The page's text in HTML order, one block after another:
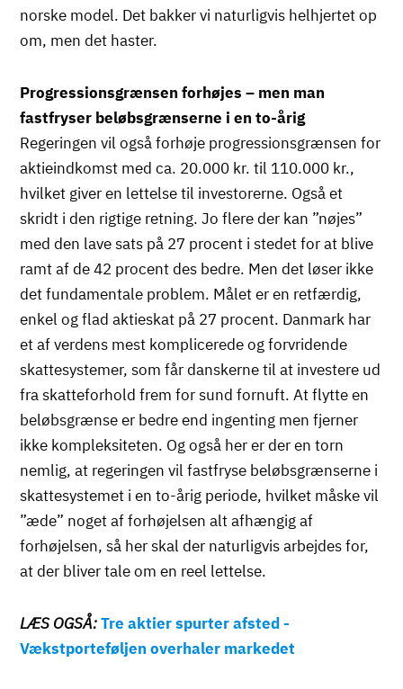
norske model. Det bakker vi naturligvis helhjertet op
om, men det haster.
Progressionsgrænsen forhøjes – men man
fastfryser beløbsgrænserne i en to-årig
Regeringen vil også forhøje progressionsgrænsen for
aktieindkomst med ca. 20.000 kr. til 110.000 kr.,
hvilket giver en lettelse til investorerne. Også et
skridt i den rigtige retning. Jo flere der kan ”nøjes”
med den lave sats på 27 procent i stedet for at blive
ramt af de 42 procent des bedre. Men det løser ikke
det fundamentale problem. Målet er en retfærdig,
enkel og flad aktieskat på 27 procent. Danmark har
et af verdens mest komplicerede og forvridende
skattesystemer, som får danskerne til at investere ud
fra skatteforhold frem for sund fornuft. At flytte en
beløbsgrænse er bedre end ingenting men fjerner
ikke kompleksiteten. Og også her er der en torn
nemlig, at regeringen vil fastfryse beløbsgrænserne i
skattesystemet i en to-årig periode, hvilket måske vil
”æde” noget af forhøjelsen alt afhængig af
forhøjelsen, så her skal der naturligvis arbejdes for,
at der bliver tale om en reel lettelse.
LÆS OGSÅ:Tre aktier spurter afsted -
Vækstporteføljen overhaler markedet